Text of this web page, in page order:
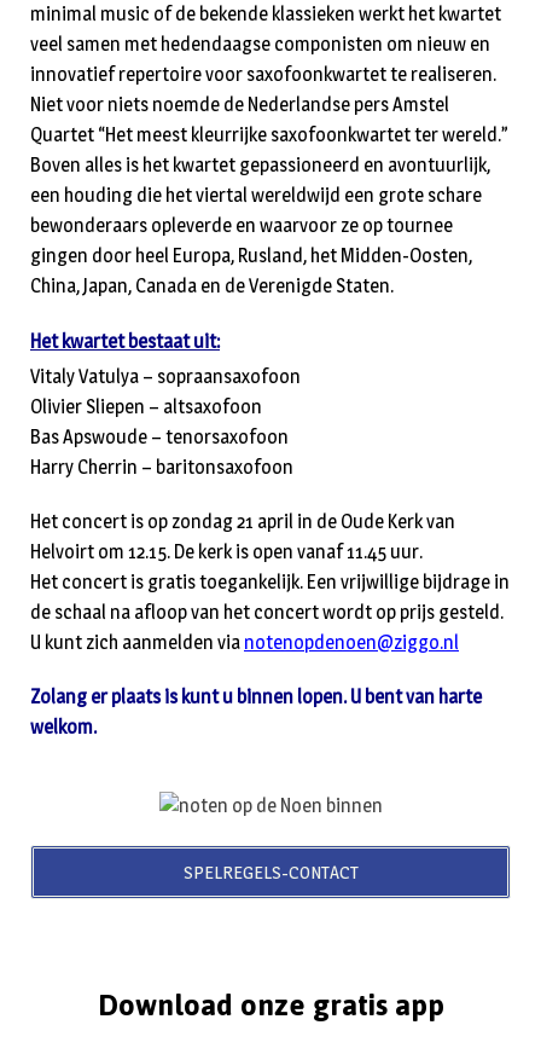
minimal music of de bekende klassieken werkt het kwartet
veel samen met hedendaagse componisten om nieuw en
innovatief repertoire voor saxofoonkwartet te realiseren.
Niet voor niets noemde de Nederlandse pers Amstel
Quartet “Het meest kleurrijke saxofoonkwartet ter wereld.”
Boven alles is het kwartet gepassioneerd en avontuurlijk,
een houding die het viertal wereldwijd een grote schare
bewonderaars opleverde en waarvoor ze op tournee
gingen door heel Europa, Rusland, het Midden-Oosten,
China, Japan, Canada en de Verenigde Staten.
Het kwartet bestaat uit:
Vitaly Vatulya – sopraansaxofoon
Olivier Sliepen – altsaxofoon
Bas Apswoude – tenorsaxofoon
Harry Cherrin – baritonsaxofoon
Het concert is op zondag 21 april in de Oude Kerk van
Helvoirt om 12.15. De kerk is open vanaf 11.45 uur.
Het concert is gratis toegankelijk. Een vrijwillige bijdrage in
de schaal na afloop van het concert wordt op prijs gesteld.
U kunt zich aanmelden via notenopdenoen@ziggo.nl
Zolang er plaats is kunt u binnen lopen. U bent van harte
welkom.
SPELREGELS-CONTACT
Download onze gratis app